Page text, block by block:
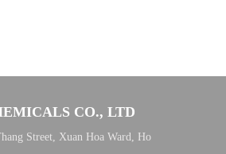
CO., LTD
Street, Xuan Hoa Ward, Ho